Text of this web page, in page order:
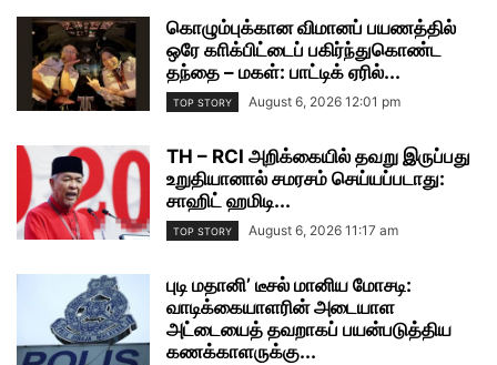
கொழும்புக்கான விமானப் பயணத்தில்
ஒரே காிக்பிட்டைப் பகிர்ந்துகொண்ட
தந்தை – மகள்: பாட்டிக் ஏரில்...
TOP STORY August 6, 2026 12:01 pm
TH – RCI அறிக்கையில் தவறு இருப்பது
உறுதியானால் சமரசம் செய்யப்படாது:
சாஹிட் ஹமிடி...
TOP STORY August 6, 2026 11:17 am
புடி மதானி’ டீசல் மானிய மோசடி:
வாடிக்கையாளரின் அடையாள
அட்டையைத் தவறாகப் பயன்படுத்திய
கணக்காளருக்கு...